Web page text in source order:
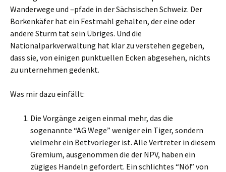
Wanderwege und –pfade in der Sächsischen Schweiz. Der
Borkenkäfer hat ein Festmahl gehalten, der eine oder
andere Sturm tat sein Übriges. Und die
Nationalparkverwaltung hat klar zu verstehen gegeben,
dass sie, von einigen punktuellen Ecken abgesehen, nichts
zu unternehmen gedenkt.
Was mir dazu einfällt:
Die Vorgänge zeigen einmal mehr, das die
sogenannte “AG Wege” weniger ein Tiger, sondern
vielmehr ein Bettvorleger ist. Alle Vertreter in diesem
Gremium, ausgenommen die der NPV, haben ein
zügiges Handeln gefordert. Ein schlichtes “Nö!” von